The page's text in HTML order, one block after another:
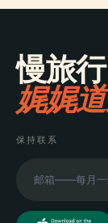
慢旅行
娓娓道
保持联系